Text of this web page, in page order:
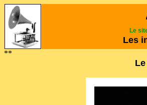
Le
Les
**